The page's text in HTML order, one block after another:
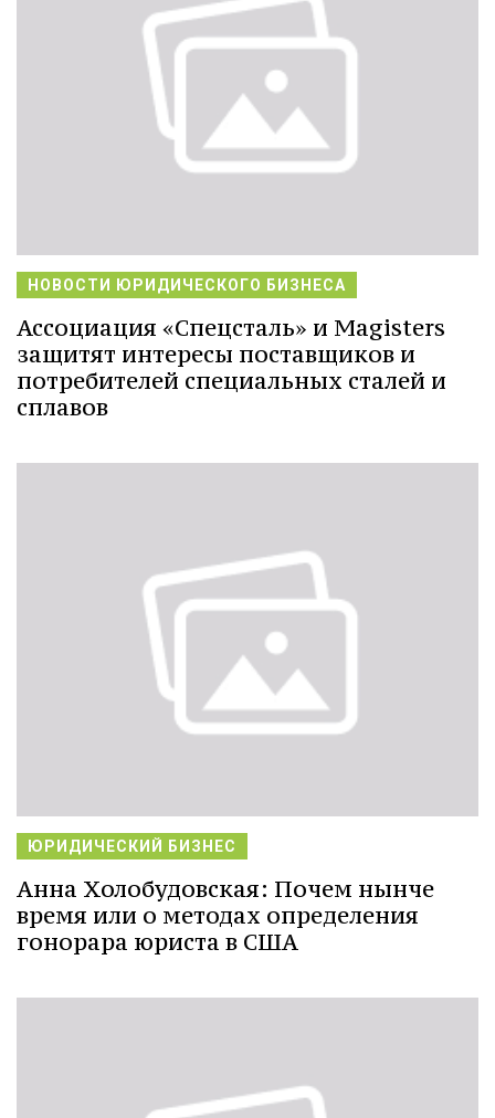
НОВОСТИ ЮРИДИЧЕСКОГО БИЗНЕСА
Ассоциация «Спецсталь» и Magisters
защитят интересы поставщиков и
потребителей специальных сталей и
сплавов
ЮРИДИЧЕСКИЙ БИЗНЕС
Анна Холобудовская: Почем нынче
время или о методах определения
гонорара юриста в США